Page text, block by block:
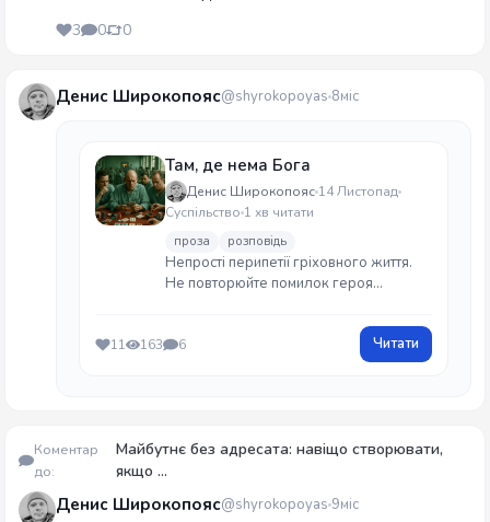
3 0 0
Денис Широкопояс@shyrokopoyas 8міс
Там, де нема Бога
Денис Широкопояс 14 Листопад
Суспільство 1 хв читати
проза розповідь
Непрості перипетії гріховного життя.
Не повторюйте помилок героя...
11 163 6 Читати
Коментар
до:
Майбутнє без адресата: навіщо створювати,
якщо ...
Денис Широкопояс@shyrokopoyas 9міс